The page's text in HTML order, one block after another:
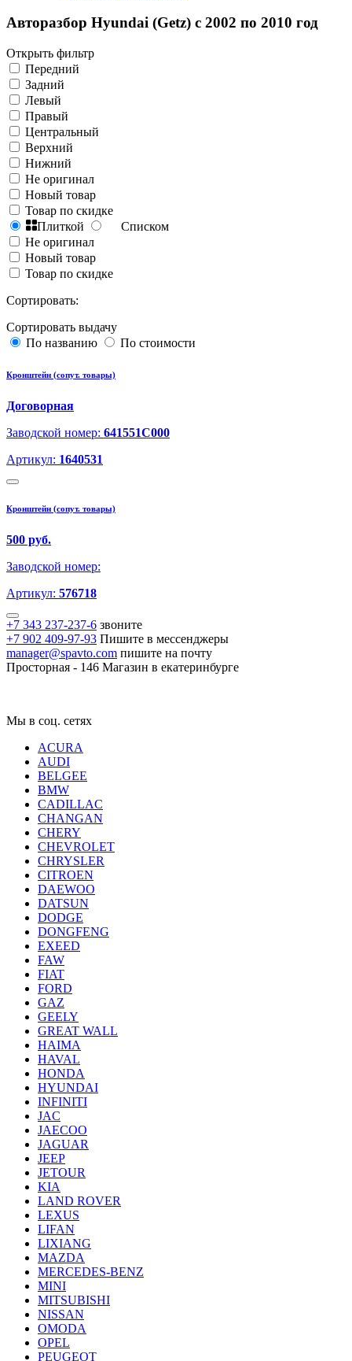
Авторазбор Hyundai (Getz) с 2002 по 2010 год
Открыть фильтр
Передний
Задний
Левый
Правый
Центральный
Верхний
Нижний
Не оригинал
Новый товар
Товар по скидке
Плиткой
Списком
Не оригинал
Новый товар
Товар по скидке
Сортировать:
Сортировать выдачу
По названию
По стоимости
Кронштейн (сопут. товары)
Договорная
Заводской номер: 641551C000
Артикул: 1640531
Кронштейн (сопут. товары)
500 руб.
Заводской номер:
Артикул: 576718
+7 343 237-237-6 звоните
+7 902 409-97-93 Пишите в мессенджеры
manager@spavto.com пишите на почту
Просторная - 146 Магазин в екатеринбурге
Мы в соц. сетях
ACURA
AUDI
BELGEE
BMW
CADILLAC
CHANGAN
CHERY
CHEVROLET
CHRYSLER
CITROEN
DAEWOO
DATSUN
DODGE
DONGFENG
EXEED
FAW
FIAT
FORD
GAZ
GEELY
GREAT WALL
HAIMA
HAVAL
HONDA
HYUNDAI
INFINITI
JAC
JAECOO
JAGUAR
JEEP
JETOUR
KIA
LAND ROVER
LEXUS
LIFAN
LIXIANG
MAZDA
MERCEDES-BENZ
MINI
MITSUBISHI
NISSAN
OMODA
OPEL
PEUGEOT